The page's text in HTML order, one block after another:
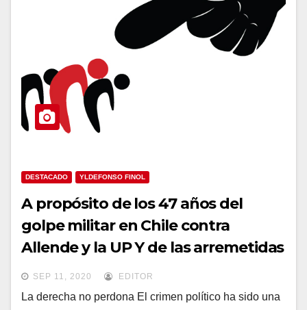
DESTACADO YLDEFONSO FINOL
A propósito de los 47 años del
golpe militar en Chile contra
Allende y la UP Y de las arremetidas
golpistas en Honduras, Ecuador,
Bolivia, y hoy mismo en Argentina
SEP 11, 2020 EDITOR
La derecha no perdona El crimen político ha sido una